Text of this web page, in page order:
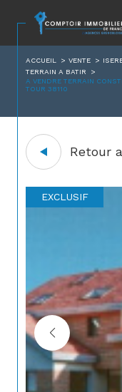
ACCUEIL VENTE
TERRAIN A BATIR
A VENDRE TERRAIN
TOUR 38110
Retour
EXCLUSIF